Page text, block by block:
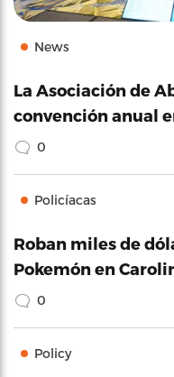
News
La Asociación de
convención anual
0
Policíacas
Roban miles de
Pokemón en
0
Policy